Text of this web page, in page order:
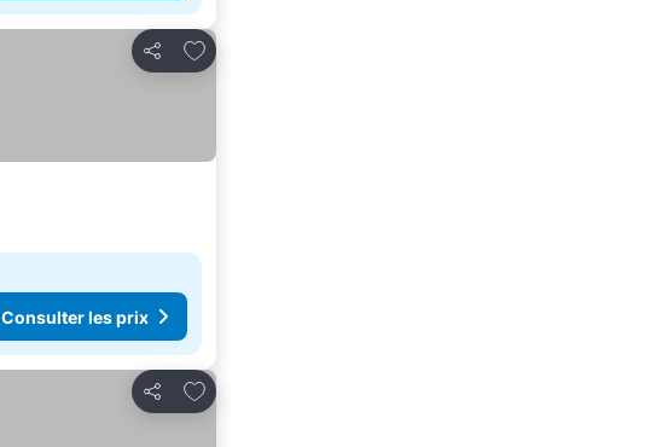
Partager
Ajouter à mes favoris
Consulter les prix
Partager
Ajouter à mes favoris